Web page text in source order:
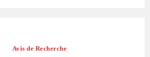
Avis de Recherche